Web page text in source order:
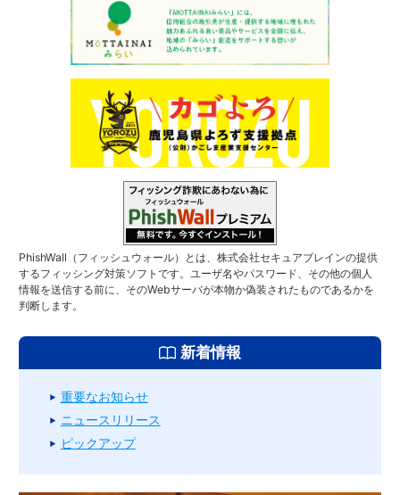
PhishWall（フィッシュウォール）とは、株式会社セキュアブレインの提供
するフィッシング対策ソフトです。ユーザ名やパスワード、その他の個人
情報を送信する前に、そのWebサーバが本物か偽装されたものであるかを
判断します。
新着情報
重要なお知らせ
ニュースリリース
ピックアップ